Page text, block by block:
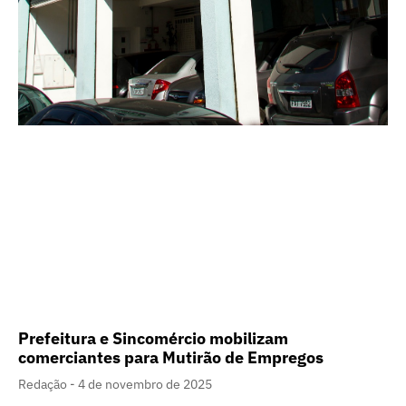
Prefeitura e Sincomércio mobilizam
comerciantes para Mutirão de Empregos
Redação
4 de novembro de 2025